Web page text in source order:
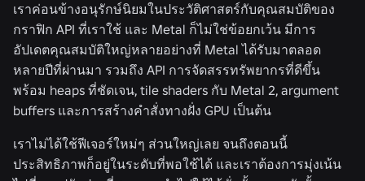
เราค่อนข้างอนุรักษ์นิยมในประวัติศาสตร์กับคุณสมบัติของ
กราฟิก API ที่เราใช้ และ Metal ก็ไม่ใช่ข้อยกเว้น มีการ
อัปเดตคุณสมบัติใหญ่หลายอย่างที่ Metal ได้รับมาตลอด
หลายปีที่ผ่านมา รวมถึง API การจัดสรรทรัพยากรที่ดีขึ้น
พร้อม heaps ที่ชัดเจน, tile shaders กับ Metal 2, argument
buffers และการสร้างคำสั่งทางฝั่ง GPU เป็นต้น
เราไม่ได้ใช้ฟีเจอร์ใหม่ๆ ส่วนใหญ่เลย จนถึงตอนนี้
ประสิทธิภาพก็อยู่ในระดับที่พอใช้ได้ และเราต้องการมุ่งเน้น